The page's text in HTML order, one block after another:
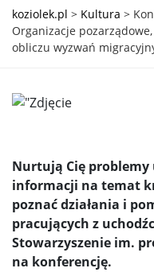
koziolek.pl > Kultura >
Organizacje
obliczu wyzwań
Nurtują Cię problemy
informacji na temat
poznać działania i
pracujących z
Stowarzyszenie im.
na konferencję.